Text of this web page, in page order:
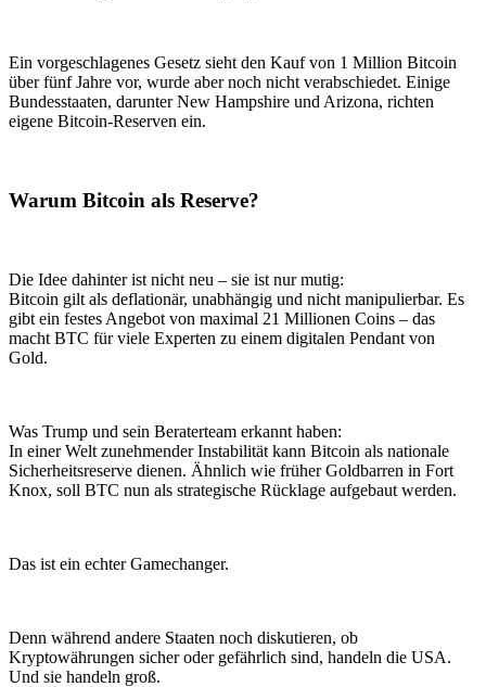
Ein vorgeschlagenes Gesetz sieht den Kauf von 1 Million Bitcoin
über fünf Jahre vor, wurde aber noch nicht verabschiedet. Einige
Bundesstaaten, darunter New Hampshire und Arizona, richten
eigene Bitcoin-Reserven ein.
Warum Bitcoin als Reserve?
Die Idee dahinter ist nicht neu – sie ist nur mutig:
Bitcoin gilt als deflationär, unabhängig und nicht manipulierbar. Es
gibt ein festes Angebot von maximal 21 Millionen Coins – das
macht BTC für viele Experten zu einem digitalen Pendant von
Gold.
Was Trump und sein Beraterteam erkannt haben:
In einer Welt zunehmender Instabilität kann Bitcoin als nationale
Sicherheitsreserve dienen. Ähnlich wie früher Goldbarren in Fort
Knox, soll BTC nun als strategische Rücklage aufgebaut werden.
Das ist ein echter Gamechanger.
Denn während andere Staaten noch diskutieren, ob
Kryptowährungen sicher oder gefährlich sind, handeln die USA.
Und sie handeln groß.